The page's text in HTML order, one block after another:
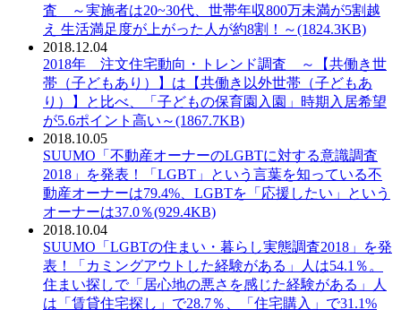
査 ～実施者は20~30代、世帯年収800万未満が5割越
え 生活満足度が上がった人が約8割！～(1824.3KB)
2018.12.04
PDF：
2018年 注文住宅動向・トレンド調査 ～【共働き世
帯（子どもあり）】は【共働き以外世帯（子どもあ
り）】と比べ、「子どもの保育園入園」時期入居希望
が5.6ポイント高い～(1867.7KB)
2018.10.05
PDF：
SUUMO「不動産オーナーのLGBTに対する意識調査
2018」を発表！「LGBT」という言葉を知っている不
動産オーナーは79.4%、LGBTを「応援したい」という
オーナーは37.0％(929.4KB)
2018.10.04
PDF：
SUUMO「LGBTの住まい・暮らし実態調査2018」を発
表！「カミングアウトした経験がある」人は54.1％。
住まい探しで「居心地の悪さを感じた経験がある」人
は「賃貸住宅探し」で28.7％、「住宅購入」で31.1%